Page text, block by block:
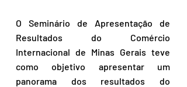
O Seminário de Apresentação de
Resultados do Comércio
Internacional de Minas Gerais teve
como objetivo apresentar um
panorama dos resultados do